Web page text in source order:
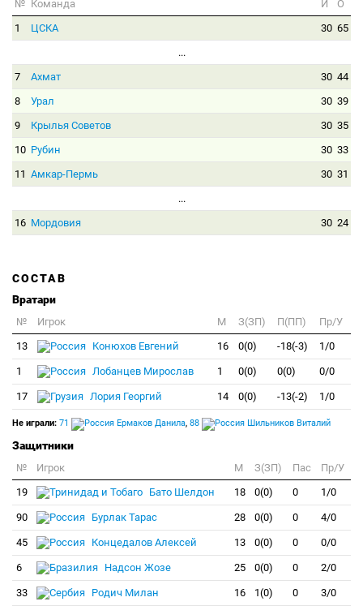
№ Команда И
О
1
ЦСКА 30 65
...
7
Ахмат 30 44
8
Урал 30 39
9
Крылья Советов 30 35
10 Рубин 30 33
11 Амкар-Пермь 30 31
...
16 Мордовия 30 24
СОСТАВ
Вратари
№ Игрок M З(ЗП) П(ПП)
Пр/У
13
Конюхов Евгений 16 0(0) -18(-3) 1/0
1 Лобанцев Мирослав 1 0(0) 0(0) 0/0
17 Лория Георгий 14 0(0) -13(-2) 1/0
Не играли: 71 Ермаков Данила, 88 Шильников Виталий
Защитники
№ Игрок M З(ЗП) Пас
Пр/У
19
Бато Шелдон 18 0(0) 0 1/0
90 Бурлак Тарас 28 0(0) 0 4/0
45 Концедалов Алексей 13 0(0) 0 0/0
6 Надсон Жозе 25 0(0) 0 2/0
33 Родич Милан 16 1(0) 0 3/0